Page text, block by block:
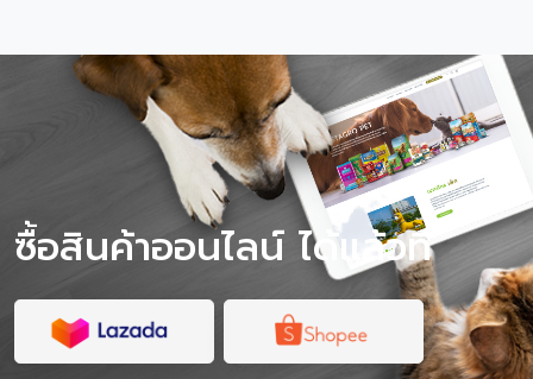
ทริป แมวของคุณเหมาะกับการเที่ยวไหม? พาแมวไปเที่ยว
ต้องเตรียมอะไรบ้าง? วิธีฝึกแมวให้คุ้นกับกระเป๋าเดินทางก่อน
วันจริง ระหว่างเดินทางด้วยรถยนต์ ต้องดูแลแมวยังไง?
ควรให้อาหารแมวก่อนเดินทางไหม? ถึงที่พักแล้วควรทำ
อย่างไรให้แมวปรับตัวเร็ว? พาแมวไปเที่ยว vs ฝากเลี้ยง แบบ
ไหนดีกว่า? โภชนาการระหว่างทริป สำคัญกว่าที่คิด ข้อควร
ระวังเมื่อพาแมวไปเที่ยว สรุป พาแมว […]
ซื้อสินค้าออนไลน์ ได้แล้วที่